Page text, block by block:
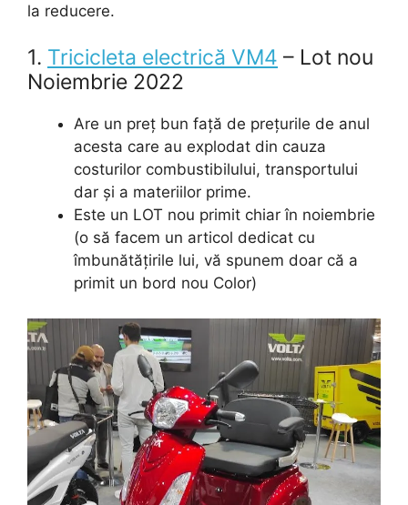
la reducere.
1. Tricicleta electrică VM4 – Lot nou
Noiembrie 2022
Are un preț bun față de prețurile de anul
acesta care au explodat din cauza
costurilor combustibilului, transportului
dar și a materiilor prime.
Este un LOT nou primit chiar în noiembrie
(o să facem un articol dedicat cu
îmbunătățirile lui, vă spunem doar că a
primit un bord nou Color)